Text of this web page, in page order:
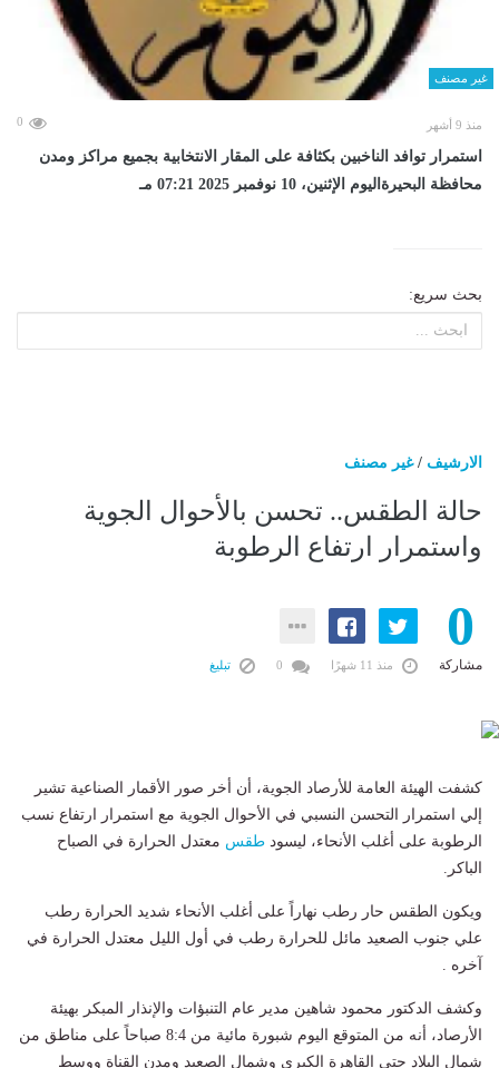
غير مصنف
منذ 9 أشهر 0
استمرار توافد الناخبين بكثافة على المقار الانتخابية بجميع مراكز ومدن
محافظة البحيرةاليوم الإثنين، 10 نوفمبر 2025 07:21 مـ
بحث سريع:
الارشيف /غير مصنف
حالة الطقس.. تحسن بالأحوال الجوية
واستمرار ارتفاع الرطوبة
0
مشاركة منذ 11 شهرًا تبليغ
كشفت الهيئة العامة للأرصاد الجوية، أن أخر صور الأقمار الصناعية تشير
إلي استمرار التحسن النسبي في الأحوال الجوية مع استمرار ارتفاع نسب
الرطوبة على أغلب الأنحاء، ليسود طقس معتدل الحرارة في الصباح
الباكر.
ويكون الطقس حار رطب نهاراً على أغلب الأنحاء شديد الحرارة رطب
علي جنوب الصعيد مائل للحرارة رطب في أول الليل معتدل الحرارة في
آخره .
وكشف الدكتور محمود شاهين مدير عام التنبؤات والإنذار المبكر بهيئة
الأرصاد، أنه من المتوقع اليوم شبورة مائية من 8:4 صباحاً على مناطق من
شمال البلاد حتى القاهرة الكبرى وشمال الصعيد ومدن القناة ووسط